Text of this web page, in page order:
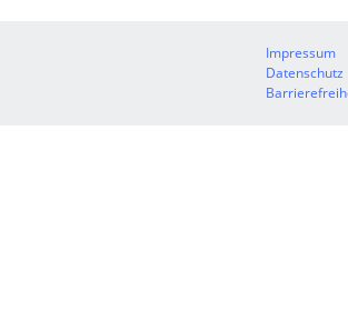
Impressum
Datenschutz